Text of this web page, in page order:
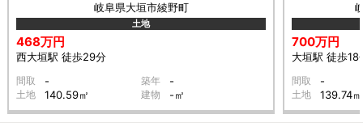
岐阜県大垣市綾野町
土地
468万円
西大垣駅 徒歩29分
間取 - 築年 -
土地 140.59㎡ 建物 -㎡
700万円
大垣駅 徒歩18
間取 -
土地 139.74㎡